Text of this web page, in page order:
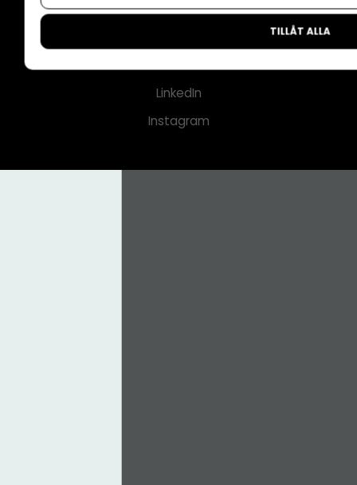
Nyhetsbrev
LinkedIn
Instagram
TILLÅT ALLA